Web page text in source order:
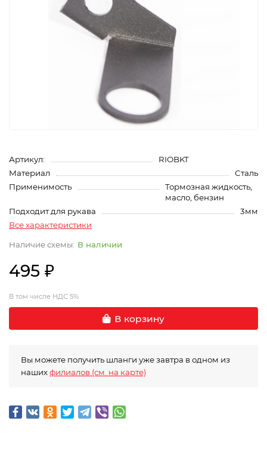
Артикул:
RIOBKT
Материал
Сталь
Применимость
Тормозная жидкость,
масло, бензин
Подходит для рукава
3мм
Все характеристики
В наличии
495 ₽
В том числе НДС 5%
В корзину
Вы можете получить шланги уже завтра в одном из
нашихфилиалов (см. на карте)